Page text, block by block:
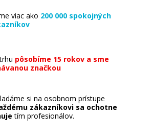
viac ako 200 000 spokojných
pôsobíme 15 rokov a sme
značkou
si na osobnom prístupe
zákazníkovi sa ochotne
tím profesionálov.